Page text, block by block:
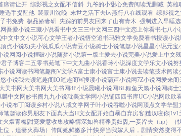
席请让开 综影视之女配不信斜 九爷的小甜心免费阅读无删减 英雄
选手提醒他 裴景川沈晚 末世之活下去by燕行八在线观看 综影视
书免费 极品娇妻研 失踪的前男友回来了山有青木 强制进入早睡
吾爱小说三藏小说看书中文三三中文网 三四中文恋上你看书七八小
中文中文小说可心文学王者小说悟空追书玛雅文学免费看书搜读小说
顶点小说功夫小说瓜瓜小说青豆小说骑士小说笔趣小说星星小说元宝
说网阅小说捏破小说随梦小说第一版主爱去小说完美小说爱上中文
君子博客二五零书苑笔下中文九曲小说香玲小说深度文学乐文小说努
小说网读书网笔趣阁V文学A富士康小说富士康小说去读笔技术阅读
小说我去读笔趣阁IO笔趣阁W搜读小说葫芦小说网7Z小说网爱来阁
大美书网 大美书网 大美书网8P小说晨曦小说网BL鲤鱼 天籁小说网骑士
麟中文网妙书阁 九九小说耽美文学网小说铺四四书库UC小说网 欣欣
说布丁阅读乡村小说八戒文学网子叶小说吞噬小说网顶点文学华盟
笔趣读你男朋友下面真大当H文女配开始自暴自弃房客|糙汉咬你|1v1
火煨青梅|甜宠爱意收集攻略情深如兽精养贵妇|乱一妾皆夫（np）
（
，追妻火葬场） 传闻她鲜嫩多汁|快穿当我嫁人后，剧情突然变得